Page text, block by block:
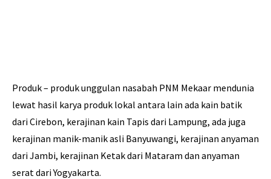
Produk – produk unggulan nasabah PNM Mekaar mendunia
lewat hasil karya produk lokal antara lain ada kain batik
dari Cirebon, kerajinan kain Tapis dari Lampung, ada juga
kerajinan manik-manik asli Banyuwangi, kerajinan anyaman
dari Jambi, kerajinan Ketak dari Mataram dan anyaman
serat dari Yogyakarta.